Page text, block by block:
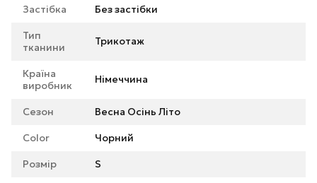
Застібка Без застібки
Тип
тканини
Трикотаж
Країна
виробник
Німеччина
Сезон Весна Осінь Літо
Color Чорний
Розмір S